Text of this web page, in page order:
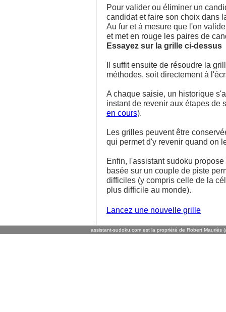
Pour valider ou éliminer un
candidat et faire son choix dans
Au fur et à mesure que l'on
et met en rouge les paires de
Essayez sur la grille ci-dessus
Il suffit ensuite de résoudre la
méthodes, soit directement à
A chaque saisie, un historique
instant de revenir aux étapes de
en cours).
Les grilles peuvent être
qui permet d'y revenir quand on
Enfin, l'assistant sudoku
basée sur un couple de piste
difficiles (y compris celle de la
plus difficile au monde).
Lancez une nouvelle grille
assistant-sudoku.com est la propriété de Robert Mauriès